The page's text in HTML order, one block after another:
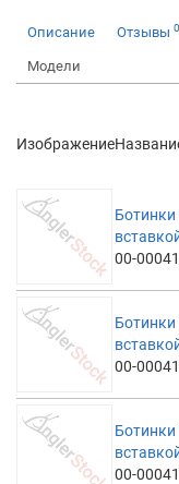
Описание Отзывы 0
Модели
Изображение
Ботинки
00-
Ботинки
00-
Ботинки
00-